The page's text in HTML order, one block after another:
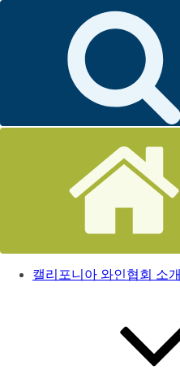
캘리포니아 와인협회 소개